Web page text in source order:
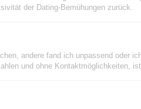
der Dating-Bemühungen zurück.
andere fand ich unpassend oder
und ohne Kontaktmöglichkeiten,